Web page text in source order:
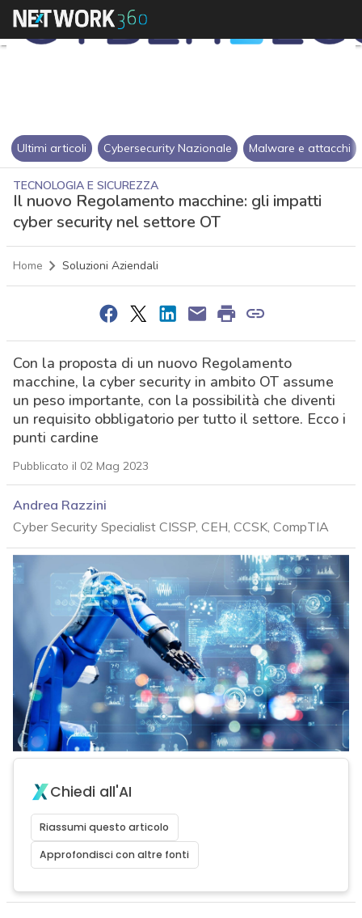
Ultimi articoli Cybersecurity Nazionale Malware e attacchi
TECNOLOGIA E SICUREZZA
Il nuovo Regolamento macchine: gli impatti
cyber security nel settore OT
Home Soluzioni Aziendali
Con la proposta di un nuovo Regolamento
macchine, la cyber security in ambito OT assume
un peso importante, con la possibilità che diventi
un requisito obbligatorio per tutto il settore. Ecco i
punti cardine
Pubblicato il 02 Mag 2023
Andrea Razzini
Cyber Security Specialist CISSP, CEH, CCSK, CompTIA
Chiedi all'AI
Riassumi questo articolo
Approfondisci con altre fonti